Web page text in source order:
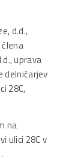
d.d.,
uprava
delničarjev
28C,
na
ulici 28C v